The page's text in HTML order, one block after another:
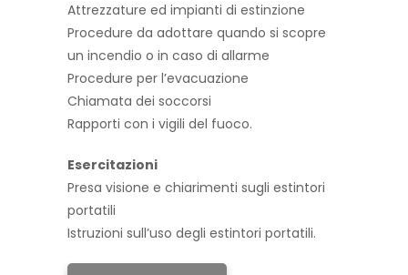
Attrezzature ed impianti di estinzione
Procedure da adottare quando si scopre
un incendio o in caso di allarme
Procedure per l’evacuazione
Chiamata dei soccorsi
Rapporti con i vigili del fuoco.
Esercitazioni
Presa visione e chiarimenti sugli estintori
portatili
Istruzioni sull’uso degli estintori portatili.